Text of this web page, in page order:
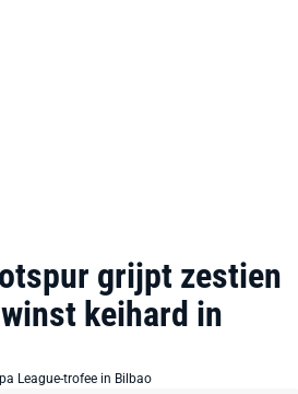
grijpt zestien
keihard in